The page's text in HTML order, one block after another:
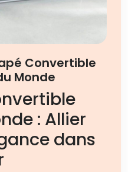
Convertible
Monde
: Allier
dans